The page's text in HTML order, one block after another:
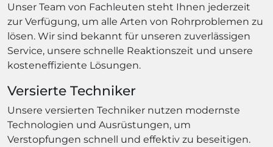
Unser Team von Fachleuten steht Ihnen jederzeit
zur Verfügung, um alle Arten von Rohrproblemen zu
lösen. Wir sind bekannt für unseren zuverlässigen
Service, unsere schnelle Reaktionszeit und unsere
kosteneffiziente Lösungen.
Versierte Techniker
Unsere versierten Techniker nutzen modernste
Technologien und Ausrüstungen, um
Verstopfungen schnell und effektiv zu beseitigen.